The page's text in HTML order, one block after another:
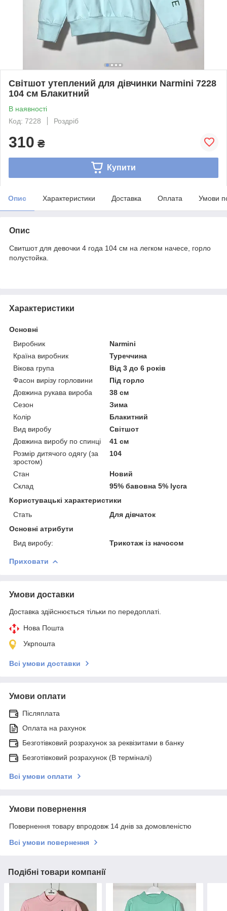
Світшот утеплений для дівчинки Narmini 7228
104 см Блакитний
В наявності
Код: 7228
Роздріб
310 ₴
Купити
Опис Характеристики Доставка Оплата Умови
Опис
Свитшот для девочки 4 года 104 см на легком начесе, горло
полустойка.
Характеристики
Основні
Виробник
Narmini
Країна виробник
Туреччина
Вікова група
Від 3 до 6 років
Фасон вирізу горловини
Під горло
Довжина рукава вироба
38 см
Сезон
Зима
Колір
Блакитний
Вид виробу
Світшот
Довжина виробу по спинці
41 см
Розмір дитячого одягу (за
зростом)
104
Стан
Новий
Склад
95% бавовна 5% lycra
Користувацькi характеристики
Стать
Для дівчаток
Основні атрибути
Вид виробу:
Трикотаж із начосом
Приховати
Умови доставки
Доставка здійснюється тільки по передоплаті.
Нова Пошта
Укрпошта
Всі умови доставки
Умови оплати
Післяплата
Оплата на рахунок
Безготівковий розрахунок за реквізитами в банку
Безготівковий розрахунок (В терміналі)
Всі умови оплати
Умови повернення
Повернення товару впродовж 14 днів за домовленістю
Всі умови повернення
Подібні товари компанії